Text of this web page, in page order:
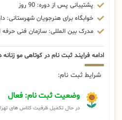
پشتیبانی پس از دوره: 90 روز
خوابگاه برای هنرجویان شهرستانی:
مدرک بین المللی: سازمان فنی حرفه
ادامه فرایند ثبت نام در کوتاهی مو زنانه
شرایط ثبت نام:
وضعیت ثبت نام: فعال
در حال تکمیل ظرفیت کلاس های